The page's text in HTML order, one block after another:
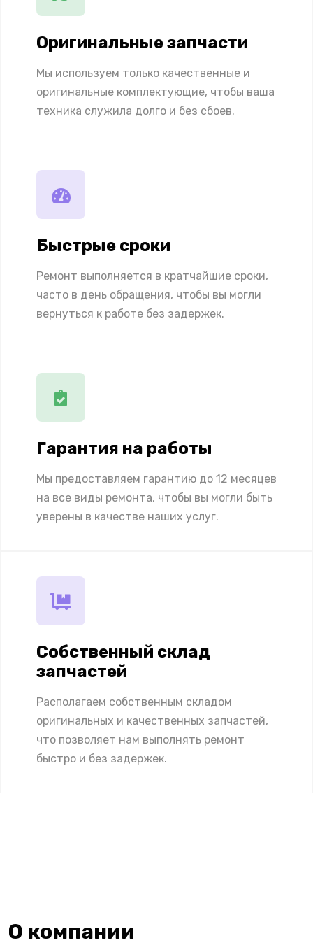
Оригинальные запчасти
Мы используем только качественные и
оригинальные комплектующие, чтобы ваша
техника служила долго и без сбоев.
Быстрые сроки
Ремонт выполняется в кратчайшие сроки,
часто в день обращения, чтобы вы могли
вернуться к работе без задержек.
Гарантия на работы
Мы предоставляем гарантию до 12 месяцев
на все виды ремонта, чтобы вы могли быть
уверены в качестве наших услуг.
Собственный склад
запчастей
Располагаем собственным складом
оригинальных и качественных запчастей,
что позволяет нам выполнять ремонт
быстро и без задержек.
О компании